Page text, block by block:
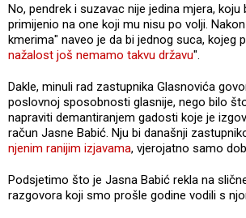
No, pendrek i suzavac nije jedina mjera, koju
primijenio na one koji mu nisu po volji.
kmerima" naveo je da bi jednog suca, kojeg
nažalost još nemamo takvu državu".
Dakle, minuli rad zastupnika Glasnovića
poslovnoj sposobnosti glasnije, nego bilo
napraviti demantiranjem gadosti koje je
račun Jasne Babić. Nju bi današnji
njenim ranijim izjavama, vjerojatno samo
Podsjetimo što je Jasna Babić rekla na
razgovora koji smo prošle godine vodili s